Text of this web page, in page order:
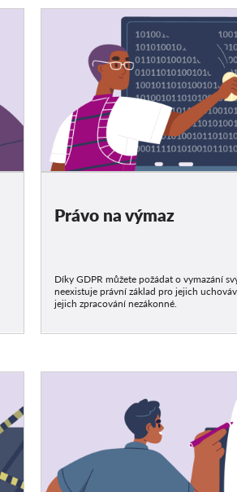
Právo na výmaz
Díky GDPR můžete požádat o vymazání
neexistuje právní základ pro jejich
jejich zpracování nezákonné.